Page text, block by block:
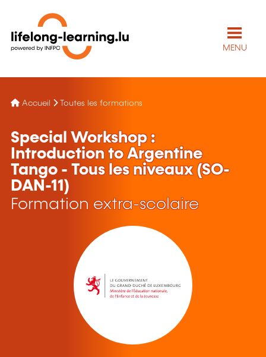
MENU
Accueil Toutes les formations
Special Workshop :
Introduction to Argentine
Tango - Tous les niveaux (SO-
DAN-11)
Formation extra-scolaire